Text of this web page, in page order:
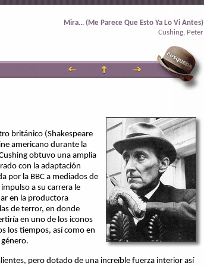
Mira... (Me Parece Que Esto Ya Lo Vi Antes)
Cushing, Peter
británico (Shakespeare
americano durante la
obtuvo una amplia
con la adaptación
por la BBC a mediados de
a su carrera le
en la productora
de terror, en donde
en uno de los iconos
los tiempos, así como en
pero dotado de una increíble fuerza interior así